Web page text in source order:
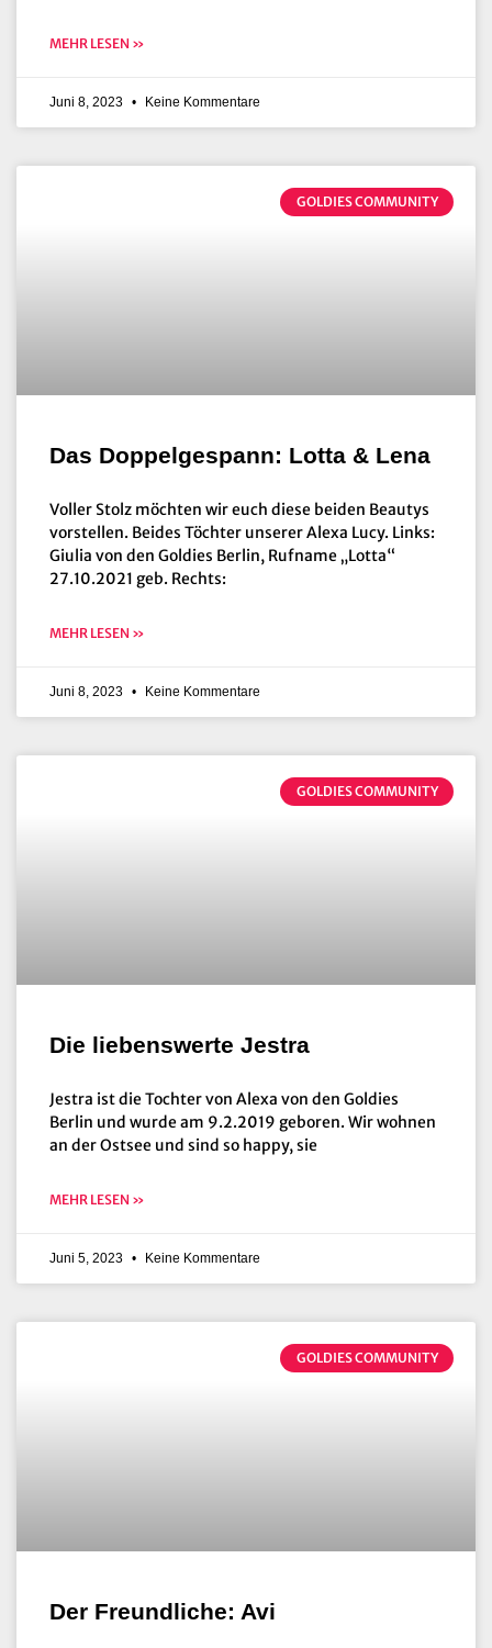
MEHR LESEN »
Juni 8, 2023 Keine Kommentare
GOLDIES COMMUNITY
Das Doppelgespann: Lotta & Lena
Voller Stolz möchten wir euch diese beiden Beautys
vorstellen. Beides Töchter unserer Alexa Lucy. Links:
Giulia von den Goldies Berlin, Rufname „Lotta“
27.10.2021 geb. Rechts:
MEHR LESEN »
Juni 8, 2023 Keine Kommentare
GOLDIES COMMUNITY
Die liebenswerte Jestra
Jestra ist die Tochter von Alexa von den Goldies
Berlin und wurde am 9.2.2019 geboren. Wir wohnen
an der Ostsee und sind so happy, sie
MEHR LESEN »
Juni 5, 2023 Keine Kommentare
GOLDIES COMMUNITY
Der Freundliche: Avi